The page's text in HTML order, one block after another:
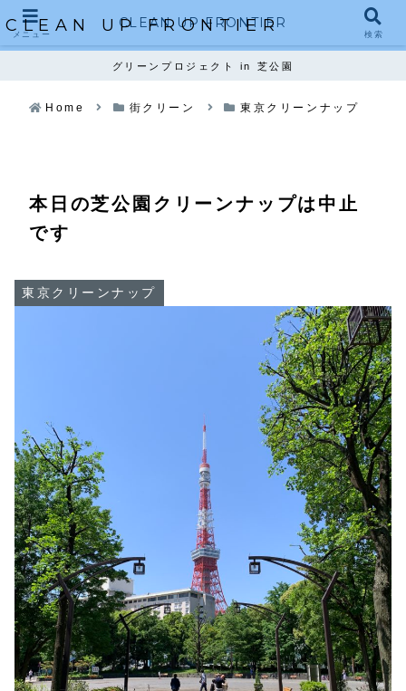
CLEAN UP FRONTIER
グリーンプロジェクト in 芝公園
Home 街クリーン 東京クリーンナップ
本日の芝公園クリーンナップは中止
です
東京クリーンナップ
メニュー
CLEAN UP FRONTIER
検索